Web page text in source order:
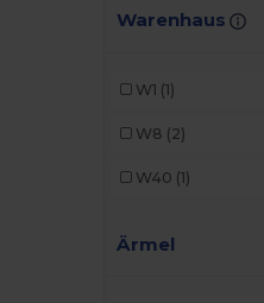
Warenhaus
W1 (1)
W8 (2)
W40 (1)
Ärmel